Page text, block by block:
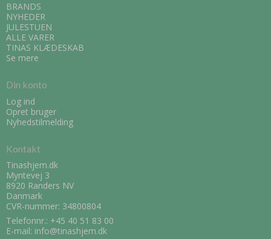
BRANDS
NYHEDER
JULESTUEN
ALLE VARER
TINAS KLÆDESKAB
Se mere
Din konto
Log ind
Opret bruger
Nyhedstilmelding
Kontakt
Tinashjem.dk
Myntevej 3
8920 Randers NV
Danmark
CVR-nummer: 34800804
Telefonnr.: +45 40 51 83 00
E-mail: info@tinashjem.dk